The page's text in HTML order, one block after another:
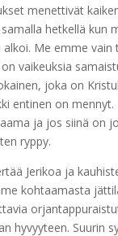
menettivät
hetkellä kun
Me emme vain
vaikeuksia
joka on
entinen on mennyt.
ja jos siinä on
ryppy.
Jerikoa ja
kohtaamasta
hyvyyteen. Suurin